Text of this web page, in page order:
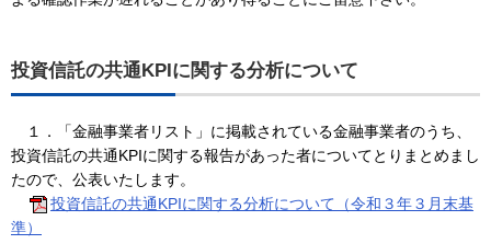
投資信託の共通KPIに関する分析について
１．「金融事業者リスト」に掲載されている金融事業者のうち、
投資信託の共通KPIに関する報告があった者についてとりまとめまし
たので、公表いたします。
投資信託の共通KPIに関する分析について（令和３年３月末基
準）